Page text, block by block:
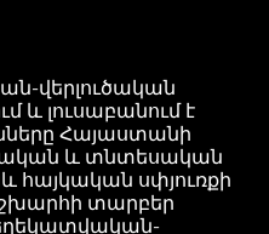
վերլուծական
և լուսաբանում է
Հայաստանի
և տնտեսական
հայկական սփյուռքի
տարբեր